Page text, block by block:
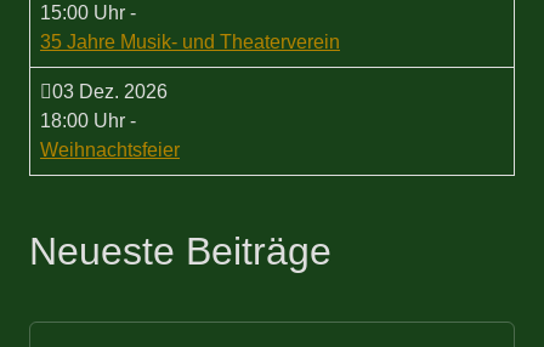
15:00 Uhr -
35 Jahre Musik- und Theaterverein
03 Dez. 2026
18:00 Uhr -
Weihnachtsfeier
Neueste Beiträge